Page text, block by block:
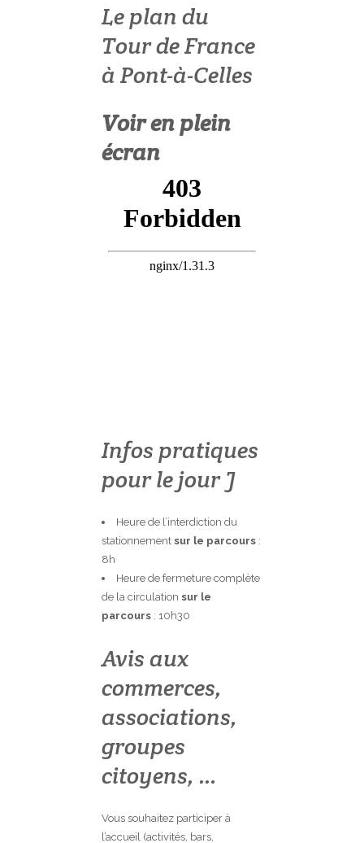
Le plan du
Tour de France
à Pont-à-Celles
Voir en plein
écran
Infos pratiques
pour le jour J
Heure de l’interdiction du
stationnement sur le parcours :
8h
Heure de fermeture complète
de la circulation sur le
parcours : 10h30
Avis aux
commerces,
associations,
groupes
citoyens, …
Vous souhaitez participer à
l’accueil (activités, bars,